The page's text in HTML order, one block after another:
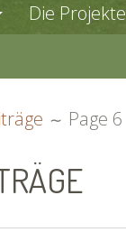
Die Projekte
Page 6